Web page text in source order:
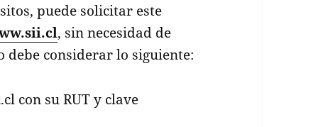
puede solicitar este
, sin necesidad de
considerar lo siguiente:
con su RUT y clave